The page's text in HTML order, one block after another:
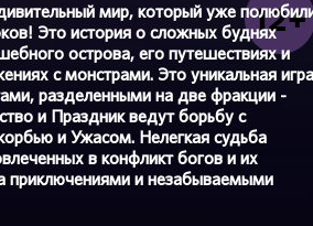
мир, который уже
Это история о сложных буднях
острова, его путешествиях и
с монстрами. Это уникальная игра
разделенными на две фракции -
и Праздник ведут борьбу с
и Ужасом. Нелегкая судьба
в конфликт богов и их
приключениями и незабываемыми